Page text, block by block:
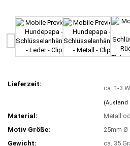
Lieferzeit:
ca. 1-3
(Ausland
Material:
Metall
Motiv Größe:
25mm Ø
Gewicht:
ca. 35